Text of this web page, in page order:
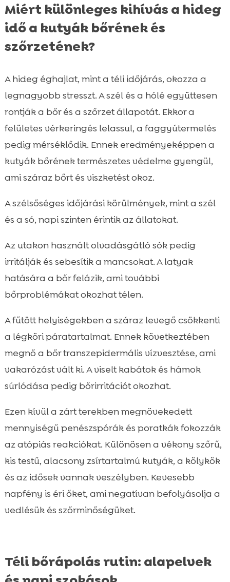
Miért különleges kihívás a hideg
idő a kutyák bőrének és
szőrzetének?
A hideg éghajlat, mint a téli időjárás, okozza a
legnagyobb stresszt. A szél és a hólé együttesen
rontják a bőr és a szőrzet állapotát. Ekkor a
felületes vérkeringés lelassul, a faggyútermelés
pedig mérséklődik. Ennek eredményeképpen a
kutyák bőrének természetes védelme gyengül,
ami száraz bőrt és viszketést okoz.
A szélsőséges időjárási körülmények, mint a szél
és a só, napi szinten érintik az állatokat.
Az utakon használt olvadásgátló sók pedig
irritálják és sebesítik a mancsokat. A latyak
hatására a bőr felázik, ami további
bőrproblémákat okozhat télen.
A fűtött helyiségekben a száraz levegő csökkenti
a légköri páratartalmat. Ennek következtében
megnő a bőr transzepidermális vízvesztése, ami
vakarózást vált ki. A viselt kabátok és hámok
súrlódása pedig bőrirritációt okozhat.
Ezen kívül a zárt terekben megnövekedett
mennyiségű penészspórák és poratkák fokozzák
az atópiás reakciókat. Különösen a vékony szőrű,
kis testű, alacsony zsírtartalmú kutyák, a kölykök
és az idősek vannak veszélyben. Kevesebb
napfény is éri őket, ami negatívan befolyásolja a
vedlésük és szőrminőségüket.
Téli bőrápolás rutin: alapelvek